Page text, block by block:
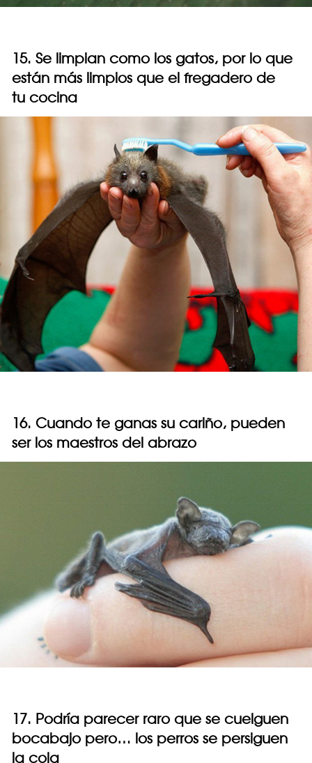
15. Se limpian como los gatos, por lo que
están más limpios que el fregadero de
tu cocina
16. Cuando te ganas su cariño, pueden
ser los maestros del abrazo
17. Podría parecer raro que se cuelguen
bocabajo pero… los perros se persiguen
la cola